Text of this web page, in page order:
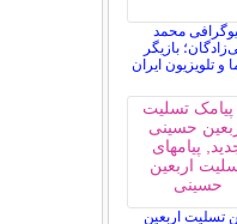
محمد
بازیگر
و تلویزیون ایران
تسلیت اربعین